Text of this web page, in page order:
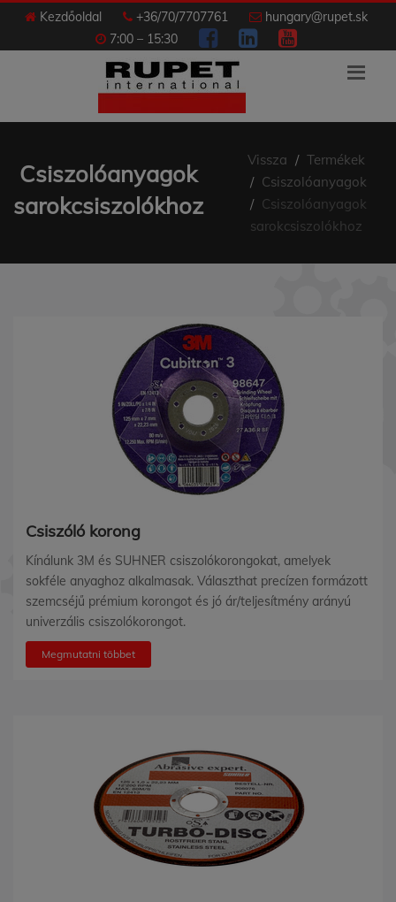
Kezdőoldal +36/70/7707761
hungary@rupet.sk
7:00 – 15:30
Csiszolóanyagok
sarokcsiszolókhoz
Vissza
Termékek
Csiszolóanyagok
Csiszolóanyagok
sarokcsiszolókhoz
Csiszóló korong
Kínálunk 3M és SUHNER csiszolókorongokat, amelyek
sokféle anyaghoz alkalmasak. Választhat precízen formázott
szemcséjű prémium korongot és jó ár/teljesítmény arányú
univerzális csiszolókorongot.
Megmutatni többet